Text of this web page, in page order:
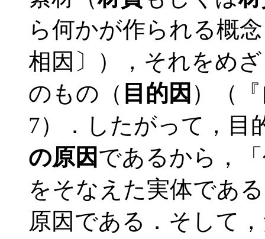
ら何かが作られる概
相因〕），それをめ
のもの（ 目的因 ）（
7）．したがって，目
の原因 であるから，
をそなえた実体であ
原因である．そして